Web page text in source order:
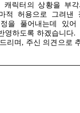
캐릭터의 상황을 부
적 허용으로 그려낸
을 풀어내는데 있어
영하도록 하겠습니다.
리며, 주신 의견으로